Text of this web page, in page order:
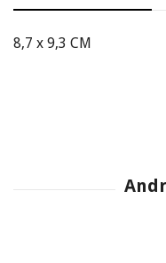
8,7 x 9,3 CM